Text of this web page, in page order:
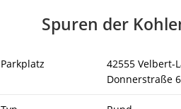
Spuren der
Parkplatz
42555 Velbert-
Donnerstraße